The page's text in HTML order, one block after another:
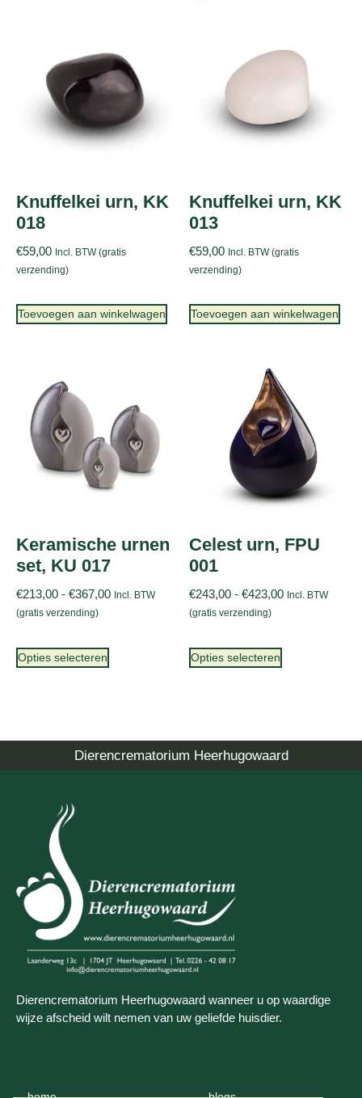
Knuffelkei urn, KK
018
€59,00 Incl. BTW (gratis
verzending)
Toevoegen aan winkelwagen
Knuffelkei urn, KK
013
€59,00 Incl. BTW (gratis
verzending)
Toevoegen aan winkelwagen
Keramische urnen
set, KU 017
€213,00 - €367,00 Incl. BTW
(gratis verzending)
Opties selecteren
Celest urn, FPU
001
€243,00 - €423,00 Incl. BTW
(gratis verzending)
Opties selecteren
Dierencrematorium Heerhugowaard
Dierencrematorium Heerhugowaard wanneer u op waardige
wijze afscheid wilt nemen van uw geliefde huisdier.